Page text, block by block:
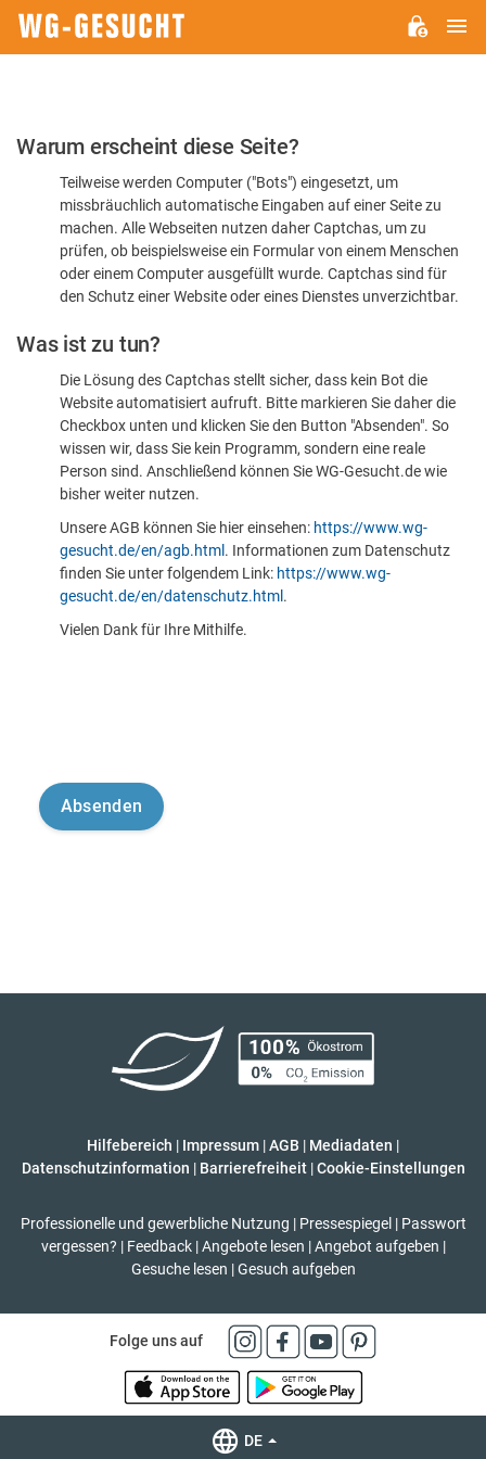
Bitte
dass
sind
Warum erscheint diese Seite?
Teilweise werden Computer ("Bots") eingesetzt, um
missbräuchlich automatische Eingaben auf einer Seite zu
machen. Alle Webseiten nutzen daher Captchas, um zu
prüfen, ob beispielsweise ein Formular von einem Menschen
oder einem Computer ausgefüllt wurde. Captchas sind für
den Schutz einer Website oder eines Dienstes unverzichtbar.
Was ist zu tun?
Die Lösung des Captchas stellt sicher, dass kein Bot die
Website automatisiert aufruft. Bitte markieren Sie daher die
Checkbox unten und klicken Sie den Button "Absenden". So
wissen wir, dass Sie kein Programm, sondern eine reale
Person sind. Anschließend können Sie WG-Gesucht.de wie
bisher weiter nutzen.
Unsere AGB können Sie hier einsehen: https://www.wg-
gesucht.de/en/agb.html . Informationen zum Datenschutz
finden Sie unter folgendem Link: https://www.wg-
gesucht.de/en/datenschutz.html .
Vielen Dank für Ihre Mithilfe.
Hilfebereich | Impressum |AGB | Mediadaten |
Datenschutzinformation | Barrierefreiheit | Cookie-Einstellungen
Professionelle und gewerbliche Nutzung | Pressespiegel | Passwort
vergessen? | Feedback | Angebote lesen | Angebot aufgeben |
Gesuche lesen | Gesuch aufgeben
Folge uns auf
DE